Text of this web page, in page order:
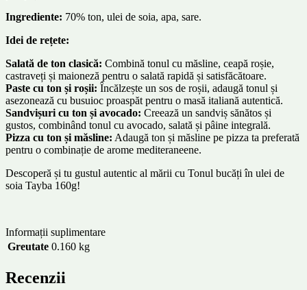
Ingrediente: 70% ton, ulei de soia, apa, sare.
Idei de rețete:
Salată de ton clasică: Combină tonul cu măsline, ceapă roșie,
castraveți și maioneză pentru o salată rapidă și satisfăcătoare.
Paste cu ton și roșii: Încălzește un sos de roșii, adaugă tonul și
asezonează cu busuioc proaspăt pentru o masă italiană autentică.
Sandvișuri cu ton și avocado: Creează un sandviș sănătos și
gustos, combinând tonul cu avocado, salată și pâine integrală.
Pizza cu ton și măsline: Adaugă ton și măsline pe pizza ta preferată
pentru o combinație de arome mediteraneene.
Descoperă și tu gustul autentic al mării cu Tonul bucăți în ulei de
soia Tayba 160g!
Informații suplimentare
Greutate 0.160 kg
Recenzii